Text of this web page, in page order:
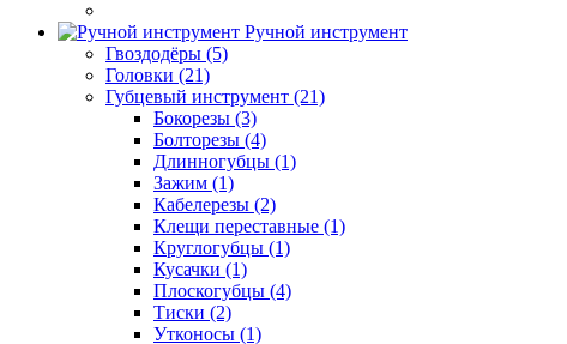
Ручной инструмент
Гвоздодёры (5)
Головки (21)
Губцевый инструмент (21)
Бокорезы (3)
Болторезы (4)
Длинногубцы (1)
Зажим (1)
Кабелерезы (2)
Клещи переставные (1)
Круглогубцы (1)
Кусачки (1)
Плоскогубцы (4)
Тиски (2)
Утконосы (1)